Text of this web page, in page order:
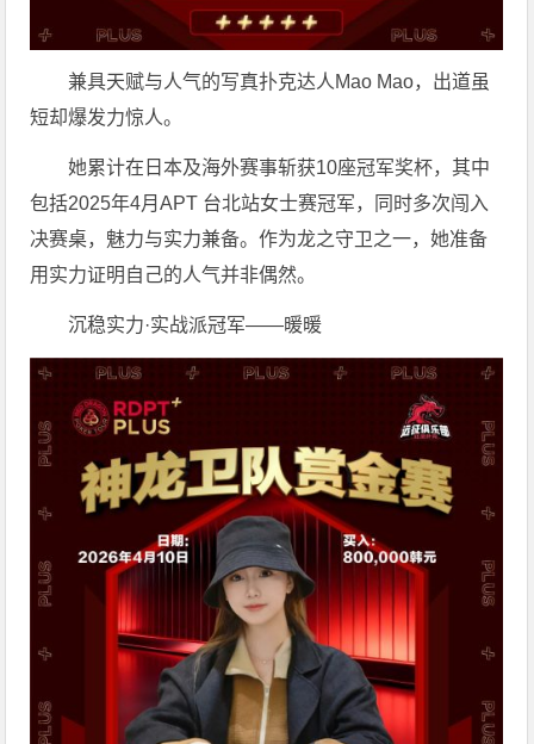
兼具天赋与人气的写真扑克达人Mao Mao，出道虽
短却爆发力惊人。
她累计在日本及海外赛事斩获10座冠军奖杯，其中
包括2025年4月APT 台北站女士赛冠军，同时多次闯入
决赛桌，魅力与实力兼备。作为龙之守卫之一，她准备
用实力证明自己的人气并非偶然。
沉稳实力·实战派冠军——暖暖